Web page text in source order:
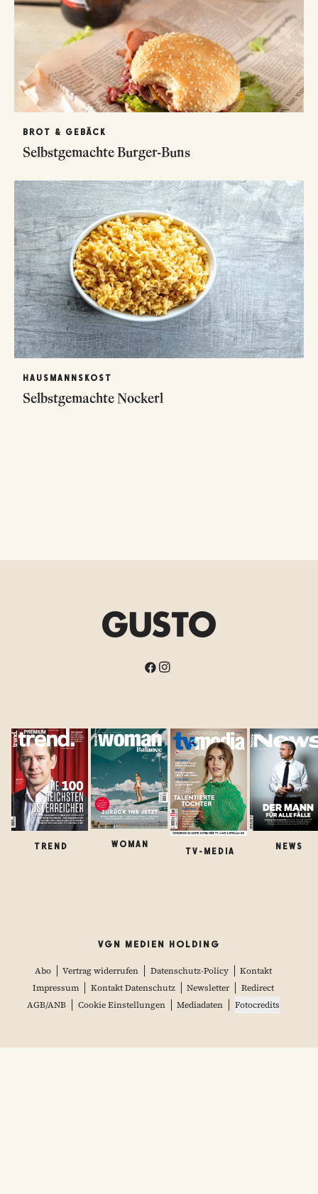
BROT & GEBÄCK
Selbstgemachte Burger-Buns
HAUSMANNSKOST
Selbstgemachte Nockerl
TREND WOMAN
TV-MEDIA
NEWS
VGN MEDIEN HOLDING
Abo Vertrag widerrufen Datenschutz-Policy
Kontakt
Impressum
Kontakt Datenschutz Newsletter
Redirect
AGB/ANB
Cookie Einstellungen Mediadaten Fotocredits